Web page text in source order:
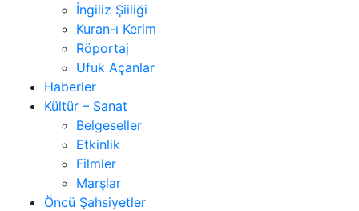
İngiliz Şiiliği
Kuran-ı Kerim
Röportaj
Ufuk Açanlar
Haberler
Kültür – Sanat
Belgeseller
Etkinlik
Filmler
Marşlar
Öncü Şahsiyetler